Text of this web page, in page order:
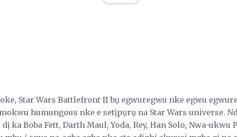
Star Wars Battlefront II bụ egwuregwu nke egwu
humungous nke e setịpụrụ na Star Wars universe.
ka Boba Fett, Darth Maul, Yoda, Rey, Han Solo, Nwa-ukwu